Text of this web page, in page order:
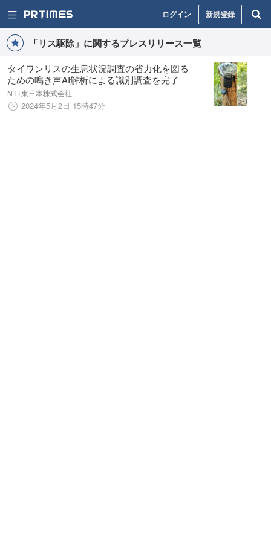
ログイン 新規登録
「リス駆除」に関するプレスリリース一覧
タイワンリスの生息状況調査の省力化を図る
ための鳴き声AI解析による識別調査を完了
NTT東日本株式会社
2024年5月2日 15時47分